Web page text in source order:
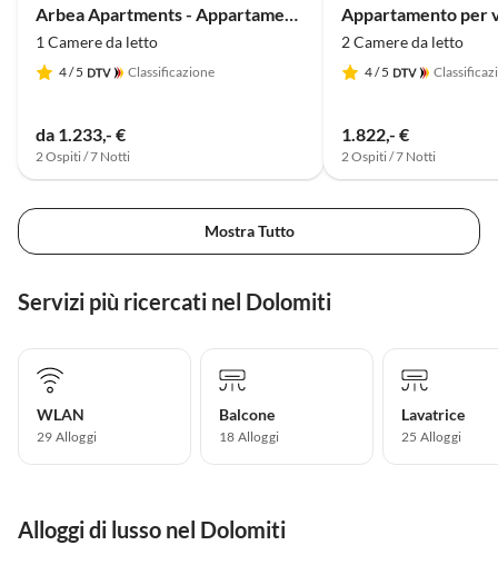
Arbea Apartments - Appartamento per vacanze SiÃ«la
1 Camere da letto
4/ 5 Classificazione
da 1.233,- €
2 Ospiti / 7 Notti
2 Camere da letto
4/ 5
1.822,- €
2 Ospiti / 7 Notti
Mostra Tutto
Servizi più ricercati nel Dolomiti
WLAN
29 Alloggi
Balcone
18 Alloggi
Lavatrice
25 Alloggi
Alloggi di lusso nel Dolomiti